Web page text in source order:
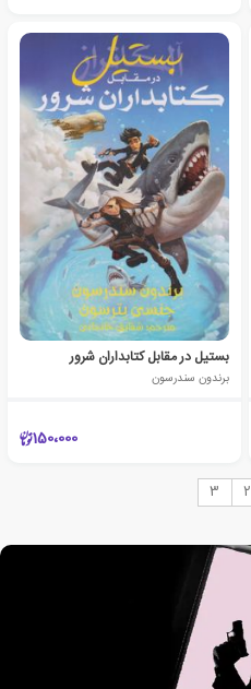
بستیل در مقابل کتابداران شرور
برندون سندرسون
150،000
2
3